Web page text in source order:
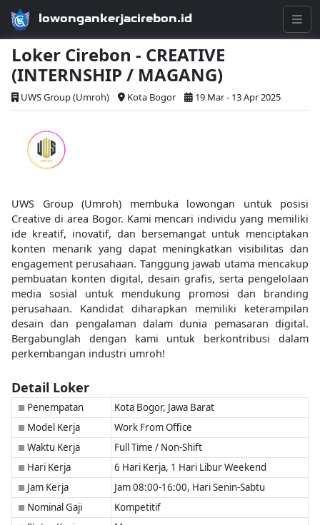
lowongankerjacirebon.id
Loker Cirebon - CREATIVE
(INTERNSHIP / MAGANG)
UWS Group (Umroh) Kota Bogor 19 Mar - 13 Apr 2025
UWS Group (Umroh) membuka lowongan untuk posisi
Creative di area Bogor. Kami mencari individu yang memiliki
ide kreatif, inovatif, dan bersemangat untuk menciptakan
konten menarik yang dapat meningkatkan visibilitas dan
engagement perusahaan. Tanggung jawab utama mencakup
pembuatan konten digital, desain grafis, serta pengelolaan
media sosial untuk mendukung promosi dan branding
perusahaan. Kandidat diharapkan memiliki keterampilan
desain dan pengalaman dalam dunia pemasaran digital.
Bergabunglah dengan kami untuk berkontribusi dalam
perkembangan industri umroh!
Detail Loker
■ Penempatan Kota Bogor, Jawa Barat
■ Model Kerja Work From Office
■ Waktu Kerja Full Time / Non-Shift
■ Hari Kerja 6 Hari Kerja, 1 Hari Libur Weekend
■ Jam Kerja Jam 08:00-16:00, Hari Senin-Sabtu
■ Nominal Gaji Kompetitif